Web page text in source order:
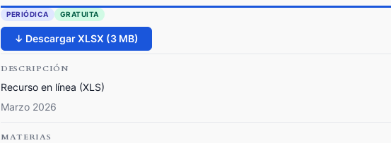
PERIÓDICA GRATUITA
↓ Descargar XLSX (3 MB)
DESCRIPCIÓN
Recurso en línea (XLS)
Marzo 2026
MATERIAS